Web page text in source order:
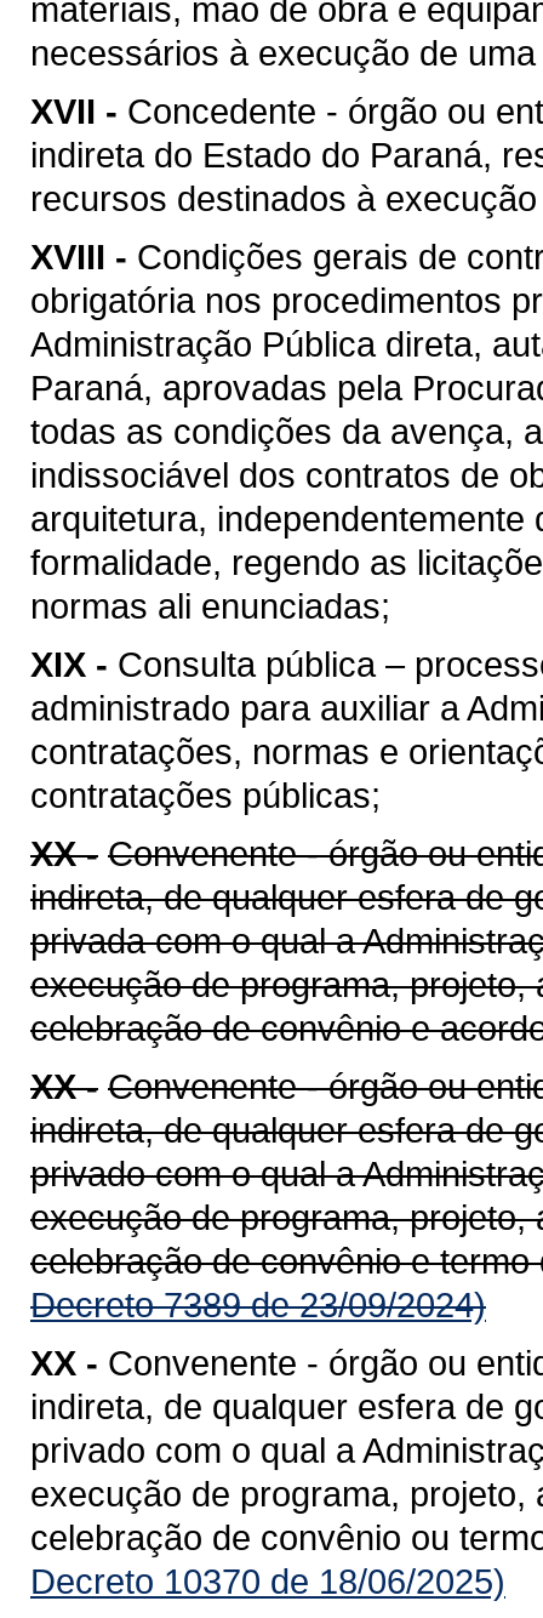
materiais, mão de obra e
necessários à execução de
XVII - Concedente - órgão ou
indireta do Estado do Paraná,
recursos destinados à
XVIII - Condições gerais de
obrigatória nos procedimentos
Administração Pública direta,
Paraná, aprovadas pela
todas as condições da avença,
indissociável dos contratos de
arquitetura,
formalidade, regendo as
normas ali enunciadas;
XIX - Consulta pública –
administrado para auxiliar a
contratações, normas e
contratações públicas;
XX - Convenente - órgão ou
indireta, de qualquer esfera de
privada com o qual a
execução de programa,
celebração de convênio e
XX - Convenente - órgão ou
indireta, de qualquer esfera de
privado com o qual a
execução de programa,
celebração de convênio e
Decreto 7389 de 23/09/2024)
XX - Convenente - órgão ou
indireta, de qualquer esfera de
privado com o qual a
execução de programa,
celebração de convênio ou
Decreto 10370 de 18/06/2025)